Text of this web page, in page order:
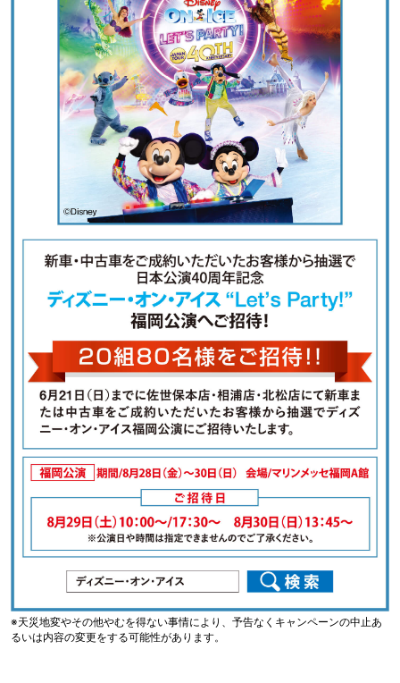
※天災地変やその他やむを得ない事情により、予告なくキャンペーンの中止あ
るいは内容の変更をする可能性があります。